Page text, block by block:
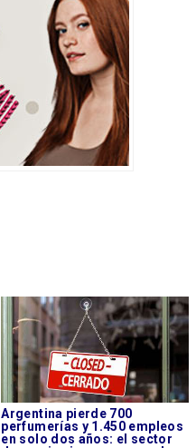
Argentina pierde 700
perfumerías y 1.450 empleos
en solo dos años: el sector